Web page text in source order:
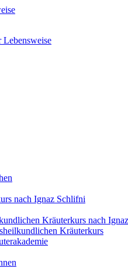
Lebensweise
nach Ignaz Schlifni
Kräuterkurs nach
Kräuterkurs